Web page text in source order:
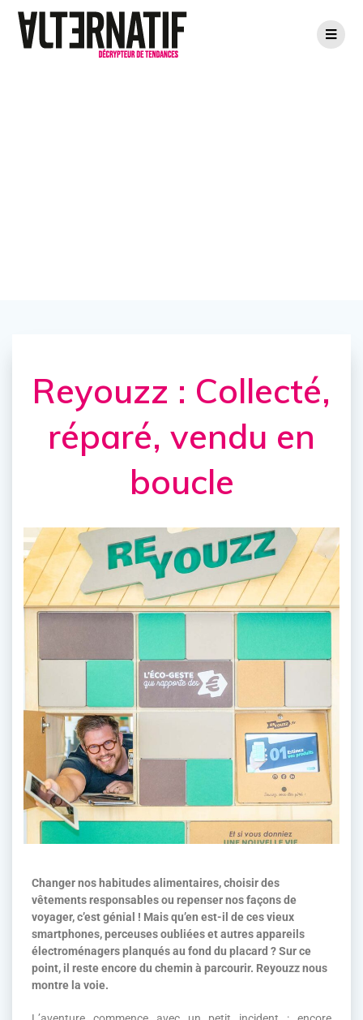
Reyouzz : Collecté,
réparé, vendu en
boucle
Changer nos habitudes alimentaires, choisir des
vêtements responsables ou repenser nos façons de
voyager, c’est génial ! Mais qu’en est-il de ces vieux
smartphones, perceuses oubliées et autres appareils
électroménagers planqués au fond du placard ? Sur ce
point, il reste encore du chemin à parcourir. Reyouzz nous
montre la voie.